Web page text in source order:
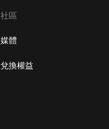
社區
媒體
兌換權益